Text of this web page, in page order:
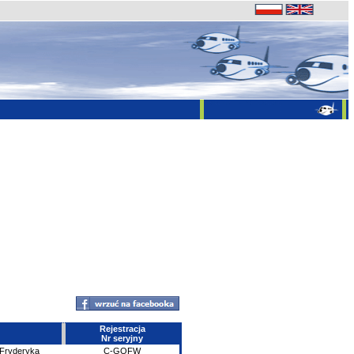
Rejestracja
Nr seryjny
C-GOFW